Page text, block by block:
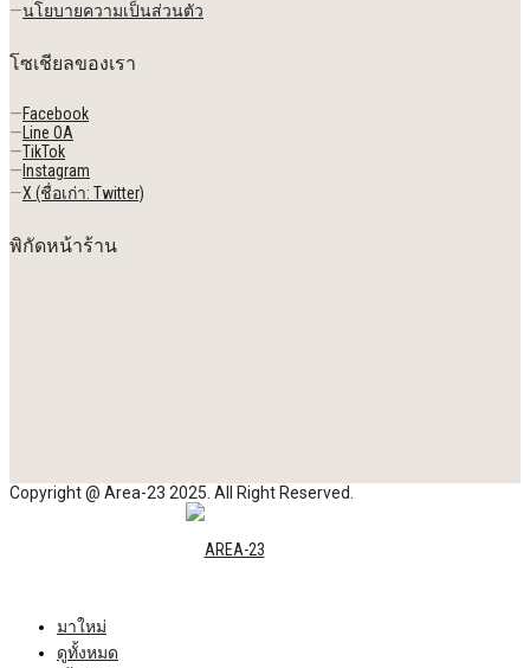
—นโยบายความเป็นส่วนตัว
โซเชียลของเรา
—Facebook
— Line OA
—TikTok
— Instagram
—X (ชื่อเก่า: Twitter)
พิกัดหน้าร้าน
Copyright @ Area-23 2025. All Right Reserved.
มาใหม่
ดูทั้งหมด